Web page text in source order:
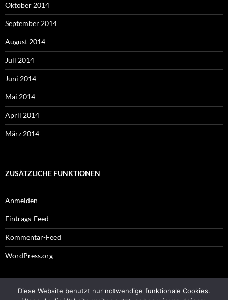
Oktober 2014
September 2014
August 2014
Juli 2014
Juni 2014
Mai 2014
April 2014
März 2014
ZUSÄTZLICHE FUNKTIONEN
Anmelden
Eintrags-Feed
Kommentar-Feed
WordPress.org
Impressum
Diese Website benutzt nur notwendige funktionale Cookies.